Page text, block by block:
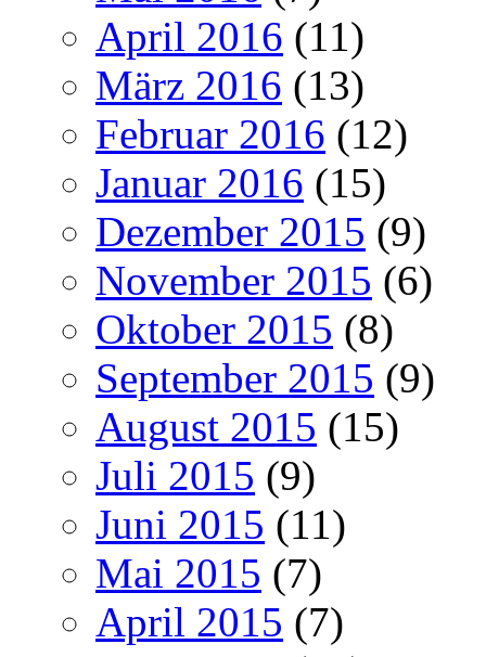
April 2016 (11)
März 2016 (13)
Februar 2016 (12)
Januar 2016 (15)
Dezember 2015 (9)
November 2015 (6)
Oktober 2015 (8)
September 2015 (9)
August 2015 (15)
Juli 2015 (9)
Juni 2015 (11)
Mai 2015 (7)
April 2015 (7)